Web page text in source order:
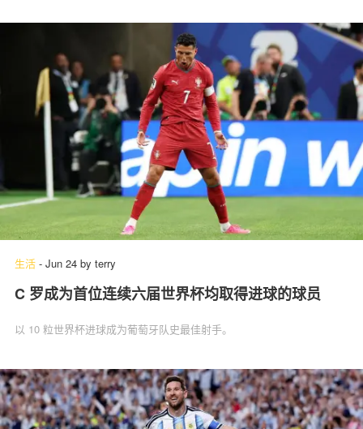
生活 - Jun 24 by terry
C 罗成为首位连续六届世界杯均取得进球的球员
以 10 粒世界杯进球成为葡萄牙队史最佳射手。